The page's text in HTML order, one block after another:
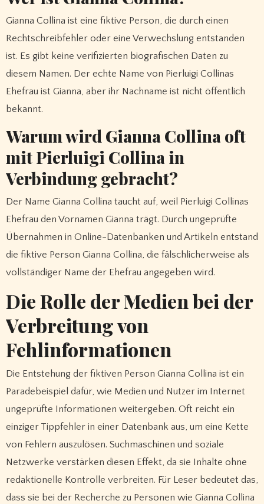
Gianna Collina ist eine fiktive Person, die durch einen
Rechtschreibfehler oder eine Verwechslung entstanden
ist. Es gibt keine verifizierten biografischen Daten zu
diesem Namen. Der echte Name von Pierluigi Collinas
Ehefrau ist Gianna, aber ihr Nachname ist nicht öffentlich
bekannt.
Warum wird Gianna Collina oft
mit Pierluigi Collina in
Verbindung gebracht?
Der Name Gianna Collina taucht auf, weil Pierluigi Collinas
Ehefrau den Vornamen Gianna trägt. Durch ungeprüfte
Übernahmen in Online-Datenbanken und Artikeln entstand
die fiktive Person Gianna Collina, die fälschlicherweise als
vollständiger Name der Ehefrau angegeben wird.
Die Rolle der Medien bei der
Verbreitung von
Fehlinformationen
Die Entstehung der fiktiven Person Gianna Collina ist ein
Paradebeispiel dafür, wie Medien und Nutzer im Internet
ungeprüfte Informationen weitergeben. Oft reicht ein
einziger Tippfehler in einer Datenbank aus, um eine Kette
von Fehlern auszulösen. Suchmaschinen und soziale
Netzwerke verstärken diesen Effekt, da sie Inhalte ohne
redaktionelle Kontrolle verbreiten. Für Leser bedeutet das,
dass sie bei der Recherche zu Personen wie Gianna Collina